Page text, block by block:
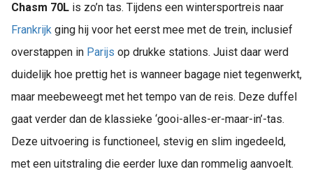
Chasm 70L is zo’n tas. Tijdens een wintersportreis naar
Frankrijk ging hij voor het eerst mee met de trein, inclusief
overstappen in Parijs op drukke stations. Juist daar werd
duidelijk hoe prettig het is wanneer bagage niet tegenwerkt,
maar meebeweegt met het tempo van de reis. Deze duffel
gaat verder dan de klassieke ‘gooi-alles-er-maar-in’-tas.
Deze uitvoering is functioneel, stevig en slim ingedeeld,
met een uitstraling die eerder luxe dan rommelig aanvoelt.